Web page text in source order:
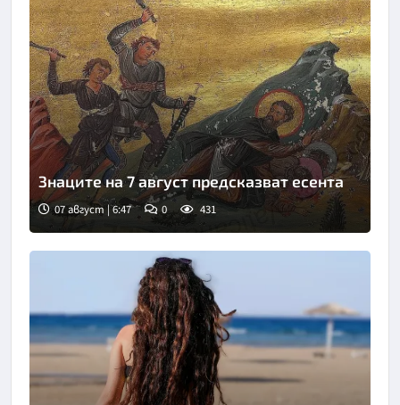
Знаците на 7 август предсказват есента
07 август | 6:47 0 431